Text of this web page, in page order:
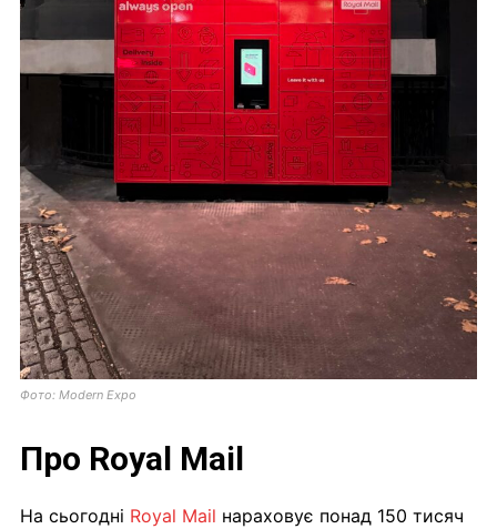
Фото: Modern Expo
Про Royal Mail
На сьогодні Royal Mail нараховує понад 150 тисяч